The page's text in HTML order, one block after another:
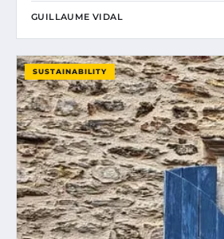
GUILLAUME VIDAL
SUSTAINABILITY